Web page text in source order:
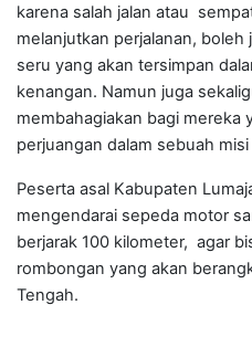
karena salah jalan atau
melanjutkan perjalanan,
seru yang akan tersimpan
kenangan. Namun juga
membahagiakan bagi mereka
perjuangan dalam sebuah misi
Peserta asal Kabupaten
mengendarai sepeda motor
berjarak 100 kilometer, agar
rombongan yang akan
Tengah.